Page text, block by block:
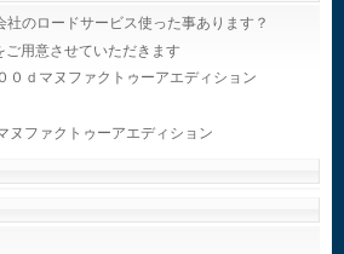
社のロードサービス使った事あります？
用意させていただきます
０ｄマヌファクトゥーアエディション
ヌファクトゥーアエディション